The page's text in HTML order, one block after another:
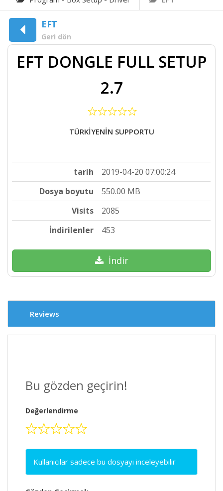
EFT
Geri dön
EFT DONGLE FULL SETUP
2.7
TÜRKİYENİN SUPPORTU
tarih
2019-04-20 07:00:24
Dosya boyutu
550.00 MB
Visits
2085
İndirilenler
453
İndir
Reviews
Bu gözden geçirin!
Değerlendirme
Kullanıcılar sadece bu dosyayı inceleyebilir